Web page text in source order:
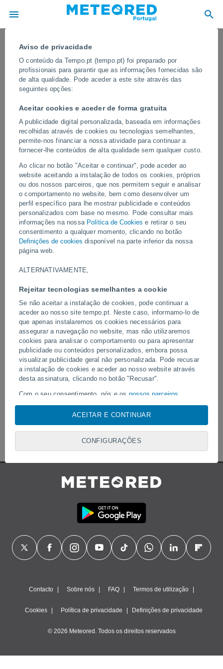
Aviso de privacidade
O conteúdo da Tempo.pt (tempo.pt) foi preparado por
profissionais para garantir que as informações fornecidas são
de alta qualidade. Pode aceder a este site através das
seguintes opções:
Aceitar cookies e aceder de forma gratuita
A publicidade digital personalizada, baseada em informações
recolhidas através de cookies ou tecnologias semelhantes,
permite-nos financiar a nossa atividade para continuar a
fornecer-lhe conteúdos de alta qualidade sem qualquer custo.
Ao clicar no botão "Aceitar e continuar", pode aceder ao
website aceitando a instalação de todos os cookies, próprios
ou dos nossos parceiros, que nos permitem seguir e analisar
o comportamento no website, bem como desenvolver um
perfil específico para lhe mostrar publicidade e conteúdos
personalizados com base no mesmo. Pode consultar mais
informações na nossa Política de Cookies e retirar o seu
consentimento a qualquer momento, clicando no botão
Definições de cookies disponível na parte inferior da nossa
página web.
ALTERNATIVAMENTE,
Rejeitar tecnologias semelhantes a cookie
Se não aceitar a instalação de cookies, pode continuar a
aceder ao nosso site tempo.pt. Neste caso, informamo-lo de
que apenas instalaremos os cookies necessários para
assegurar a navegação no website, mas não utilizaremos
cookies para analisar o comportamento ou para apresentar
publicidade ou conteúdos personalizados, embora possa
visualizar publicidade geral não personalizada. Pode recusar
a instalação de cookies e aceder ao nosso website através
desta assinatura, clicando no botão "Recusar".
Com o seu consentimento, nós e os nossos parceiros
utilizamos cookies, identificadores únicos ou tecnologias
semelhantes para armazenar, aceder e processar dados
IP e identificadores de cookies. É possível que alguns
fornecedores possam processar os seus dados pessoais com
base num interesse legítimo, ao qual se pode opor. Para tal,
” ou na nossa Política de Cookies neste website.
tratamento de dados:
Armazenar e/ou aceder a informações num dispositivo,
perfis para publicidade personalizada, utilizar perfis para
selecionar publicidade personalizada, criar perfis para
personalizar conteúdos, utilizar perfis para selecionar
compreender os públicos através de estatísticas ou
melhorar serviços, utilizar dados limitados para selecionar
Dados de geolocalização precisos e identificação através da
ACEITAR E CONTINUAR
CONFIGURAÇÕES
Uma onda de tornados devastou
várias cidades na Turquia
Vários tornados causaram danos materiais significativos em várias
cidades do país, derrubando árvores, arrancando telhados e
destruindo veículos.
Vídeos
Enorme redemoinho de poeira
avistado em Zapponeta, Itália
Tornados e chuvas
Pelotas, Brasil.
Siga-nos
Contacto Sobre nós FAQ Termos de utilização
Cookies Política de privacidade Definições de privacidade
© 2026 Meteored. Todos os direitos reservados